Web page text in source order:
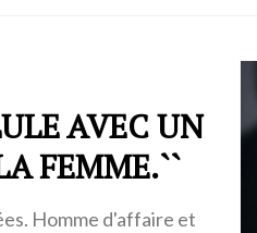
AVEC UN
FEMME.``
Homme d'affaire et